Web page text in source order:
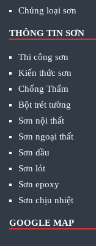
Chủng loại sơn
THÔNG TIN SƠN
Thi công sơn
Kiến thức sơn
Chống Thấm
Bột trét tường
Sơn nội thất
Sơn ngoại thất
Sơn dầu
Sơn lót
Sơn epoxy
Sơn chịu nhiệt
GOOGLE MAP